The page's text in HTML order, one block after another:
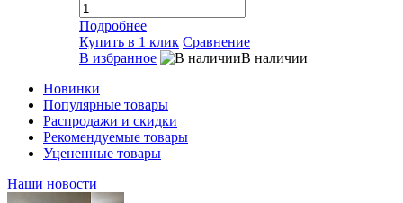
Подробнее
Купить в 1 клик Сравнение
В избранное
В наличии
Новинки
Популярные товары
Распродажи и скидки
Рекомендуемые товары
Уцененные товары
Наши новости